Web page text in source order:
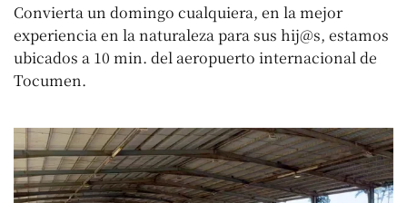
Convierta un domingo cualquiera, en la mejor
experiencia en la naturaleza para sus hij@s, estamos
ubicados a 10 min. del aeropuerto internacional de
Tocumen.